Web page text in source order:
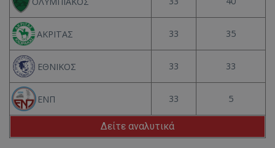
ΑΚΡΙΤΑΣ 33 35
ΕΘΝΙΚΟΣ 33 33
ΕΝΠ 33 5
Δείτε αναλυτικά